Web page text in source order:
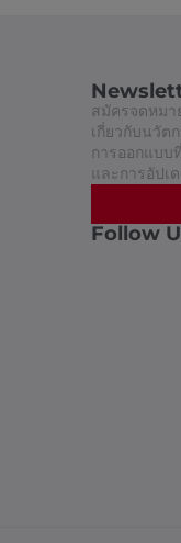
สมัครจดหมา
เกี่ยวกับนวัต
การออกแบบ
และการอัปเ
Follow